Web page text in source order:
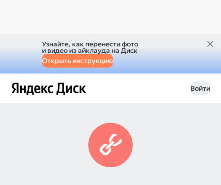
Узнайте, как перенести фото
и видео из айклауда на Диск
Открыть инструкцию
Войти